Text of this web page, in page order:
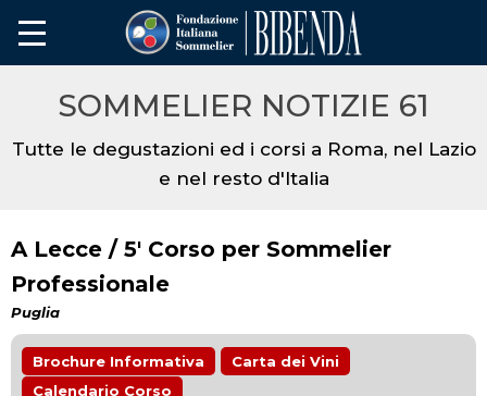
SOMMELIER NOTIZIE 61
Tutte le degustazioni ed i corsi a Roma, nel Lazio
e nel resto d'Italia
A Lecce / 5' Corso per Sommelier
Professionale
Puglia
Brochure Informativa
Carta dei Vini
Calendario Corso